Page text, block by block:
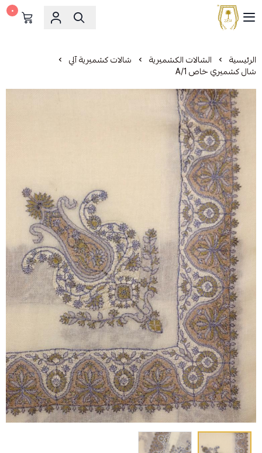
مشالح المهدي الملكية
٠
الرئيسية الشالات الكشميرية شالات كشميرية آلي
شال كشميري خاص A/1